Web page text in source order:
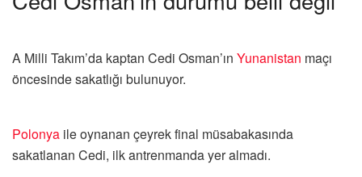
A Milli Takım’da kaptan Cedi Osman’ın Yunanistan maçı
öncesinde sakatlığı bulunuyor.
Polonya ile oynanan çeyrek final müsabakasında
sakatlanan Cedi, ilk antrenmanda yer almadı.